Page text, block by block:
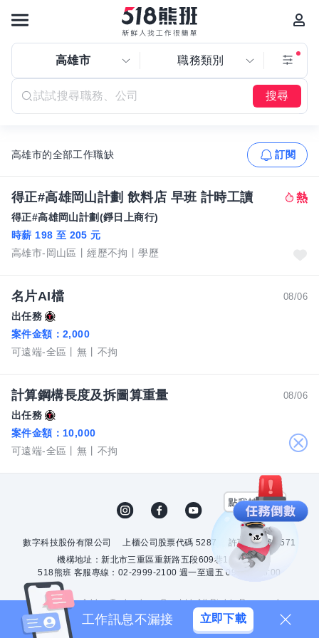
高雄市 職務類別
搜尋
高雄市的全部工作職缺 訂閱
得正#高雄岡山計劃 飲料店 早班 計時工讀
得正#高雄岡山計劃(錚日上商行)
時薪 198 至 205 元
高雄市-岡山區
經歷不拘 學歷
08/06
名片AI檔
出任務
案件金額： 2,000
可遠端-全區
無 不拘
08/06
計算鋼構長度及拆圖算重量
出任務
案件金額： 10,000
可遠端-全區
無 不拘
關
閉
數字科技股份有限公司 上櫃公司股票代碼 5287
許可證字號 2571
機構地址：新北市三重區重新路五段609巷12號10樓
518熊班 客服專線：02-2999-2100 週一至週五 09:00 - 18:00
© 2026 by Addcn Technology Co., Ltd. All Rights Reserved.
工作訊息不漏接 立即下載